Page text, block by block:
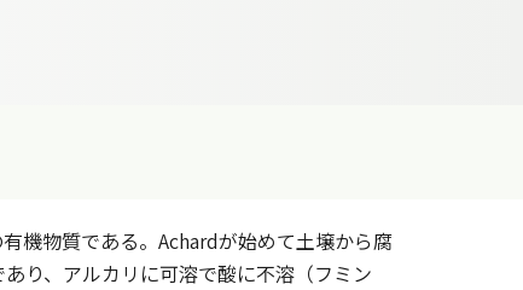
機物質である。Achardが始めて土壌から腐
り、アルカリに可溶で酸に不溶（フミン